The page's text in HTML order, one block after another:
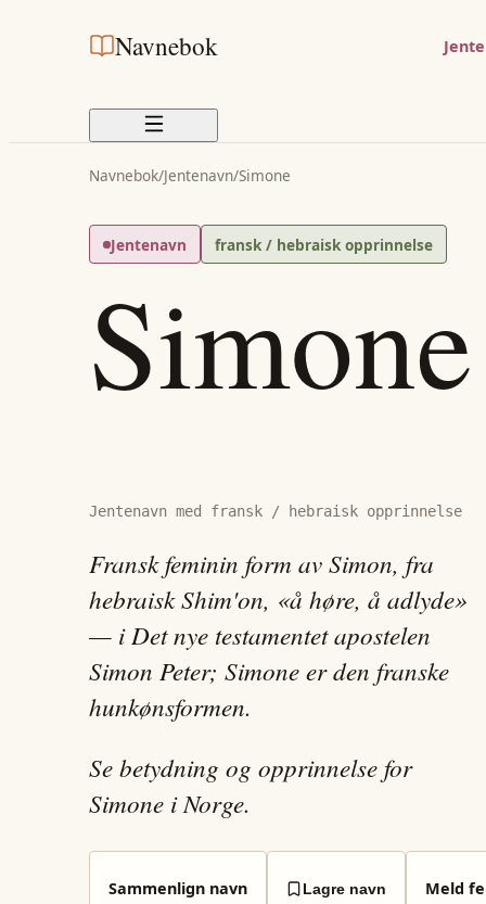
Navnebok
Navnebok/Jentenavn/Simone
Jentenavn fransk / hebraisk opprinnelse
Simone
Jentenavn med fransk / hebraisk opprinnelse
Fransk feminin form av Simon, fra
hebraisk Shim'on, «å høre, å adlyde»
— i Det nye testamentet apostelen
Simon Peter; Simone er den franske
hunkønsformen.
Se betydning og opprinnelse for
Simone i Norge.
Sammenlign navn Lagre navn Meld